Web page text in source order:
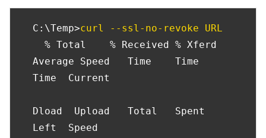
C:\Temp>curl --ssl-no-revoke URL
Average Speed   Time    Time
Time  Current
Dload  Upload   Total   Spent
Left  Speed